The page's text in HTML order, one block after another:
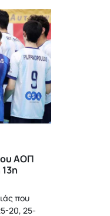
ΑΟΠ
που
20, 25-